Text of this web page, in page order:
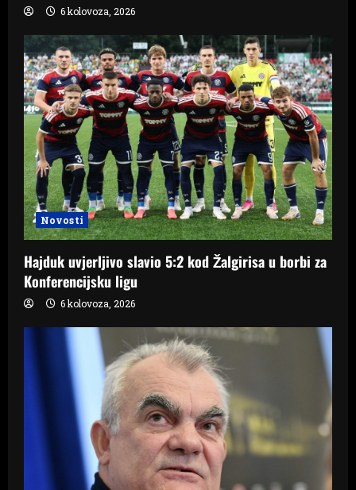
6 kolovoza, 2026
Novosti
Hajduk uvjerljivo slavio 5:2 kod Žalgirisa u borbi za
Konferencijsku ligu
6 kolovoza, 2026